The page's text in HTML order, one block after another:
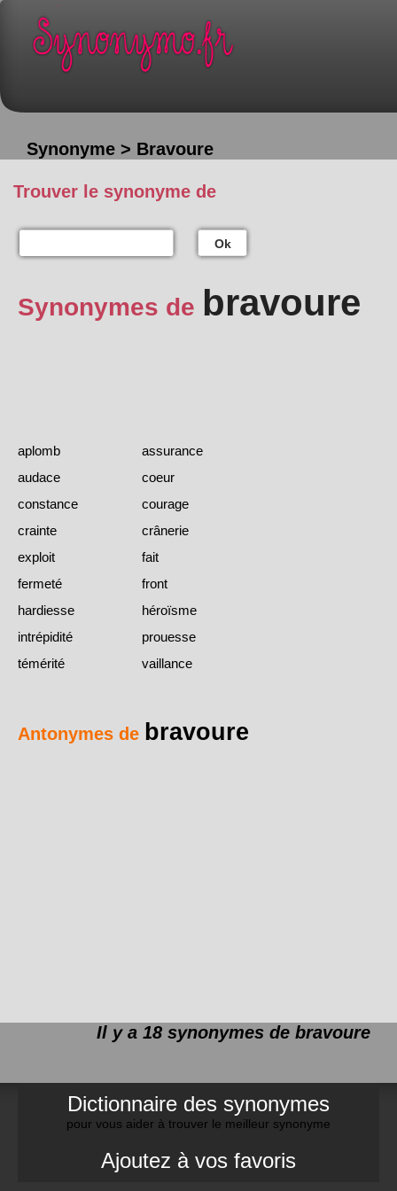
Synonyme > Bravoure
Trouver le synonyme de
Ok
Synonymes de bravoure
aplomb
assurance
audace
coeur
constance
courage
crainte
crânerie
exploit
fait
fermeté
front
hardiesse
héroïsme
intrépidité
prouesse
témérité
vaillance
Antonymes de bravoure
Il y a 18 synonymes de bravoure
Dictionnaire des synonymes
pour vous aider à trouver le meilleur synonyme
Ajoutez à vos favoris